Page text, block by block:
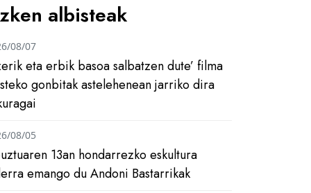
albisteak
eta erbik basoa salbatzen dute’ filma
gonbitak astelehenean jarriko dira
08/07
13an hondarrezko eskultura
emango du Andoni Bastarrikak
08/05